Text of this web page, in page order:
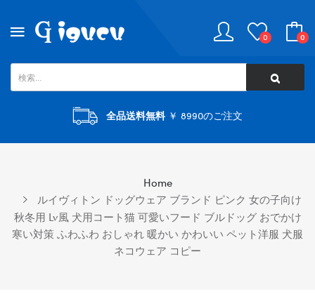
0 0
全品送料無料￥ 8990のご注文
Home
ルイヴィトン ドッグウェア ブランド ピンク 女の子向け
秋冬用 Lv風 犬用コート猫 可愛いフード ブルドッグ おでかけ
寒い対策 ふわふわ おしゃれ 暖かい かわいい ペット洋服 犬服
ネコウェア コピー